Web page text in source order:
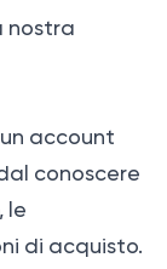
nostra
account
conoscere
le
di acquisto.